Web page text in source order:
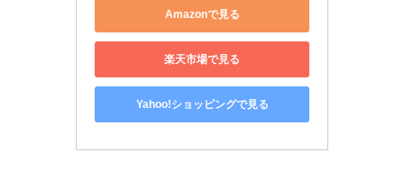
Amazonで見る
楽天市場で見る
Yahoo!ショッピングで見る